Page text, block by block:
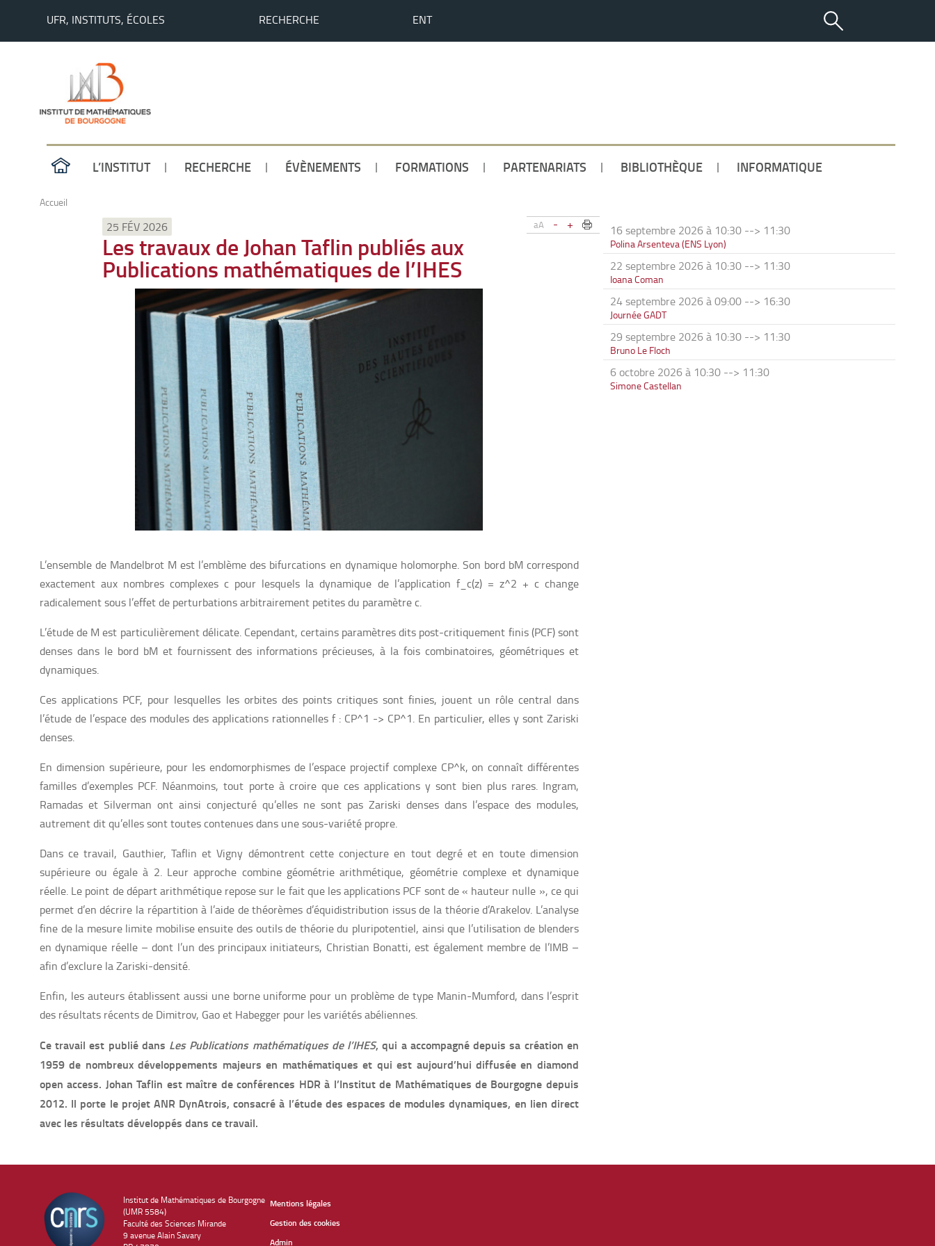
UFR, INSTITUTS, ÉCOLES RECHERCHE ENT
L’INSTITUT RECHERCHE ÉVÈNEMENTS FORMATIONS PARTENARIATS BIBLIOTHÈQUE INFORMATIQUE
Accueil
aA - +
25 FÉV 2026
Les travaux de Johan Taflin publiés aux
Publications mathématiques de l’IHES
L’ensemble de Mandelbrot M est l’emblème des bifurcations en dynamique holomorphe. Son bord bM correspond
exactement aux nombres complexes c pour lesquels la dynamique de l’application f_c(z) = z^2 + c change
radicalement sous l’effet de perturbations arbitrairement petites du paramètre c.
L’étude de M est particulièrement délicate. Cependant, certains paramètres dits post-critiquement finis (PCF) sont
denses dans le bord bM et fournissent des informations précieuses, à la fois combinatoires, géométriques et
dynamiques.
Ces applications PCF, pour lesquelles les orbites des points critiques sont finies, jouent un rôle central dans
l’étude de l’espace des modules des applications rationnelles f : CP^1 -> CP^1. En particulier, elles y sont Zariski
denses.
En dimension supérieure, pour les endomorphismes de l’espace projectif complexe CP^k, on connaît différentes
familles d’exemples PCF. Néanmoins, tout porte à croire que ces applications y sont bien plus rares. Ingram,
Ramadas et Silverman ont ainsi conjecturé qu’elles ne sont pas Zariski denses dans l’espace des modules,
autrement dit qu’elles sont toutes contenues dans une sous-variété propre.
Dans ce travail, Gauthier, Taflin et Vigny démontrent cette conjecture en tout degré et en toute dimension
supérieure ou égale à 2. Leur approche combine géométrie arithmétique, géométrie complexe et dynamique
réelle. Le point de départ arithmétique repose sur le fait que les applications PCF sont de « hauteur nulle », ce qui
permet d’en décrire la répartition à l’aide de théorèmes d’équidistribution issus de la théorie d’Arakelov. L’analyse
fine de la mesure limite mobilise ensuite des outils de théorie du pluripotentiel, ainsi que l’utilisation de blenders
en dynamique réelle – dont l’un des principaux initiateurs, Christian Bonatti, est également membre de l’IMB –
afin d’exclure la Zariski-densité.
Enfin, les auteurs établissent aussi une borne uniforme pour un problème de type Manin-Mumford, dans l’esprit
des résultats récents de Dimitrov, Gao et Habegger pour les variétés abéliennes.
Ce travail est publié dans Les Publications mathématiques de l’IHES, qui a accompagné depuis sa création en
1959 de nombreux développements majeurs en mathématiques et qui est aujourd’hui diffusée en diamond
open access. Johan Taflin est maître de conférences HDR à l’Institut de Mathématiques de Bourgogne depuis
2012. Il porte le projet ANR DynAtrois, consacré à l’étude des espaces de modules dynamiques, en lien direct
avec les résultats développés dans ce travail.
16 septembre 2026 à 10:30--> 11:30
Polina Arsenteva (ENS Lyon)
22 septembre 2026 à 10:30--> 11:30
Ioana Coman
24 septembre 2026 à 09:00--> 16:30
Journée GADT
29 septembre 2026 à 10:30--> 11:30
Bruno Le Floch
6 octobre 2026 à 10:30--> 11:30
Simone Castellan
Institut de Mathématiques de Bourgogne
(UMR 5584)
Faculté des Sciences Mirande
9 avenue Alain Savary
Mentions légales
Gestion des cookies
Admin